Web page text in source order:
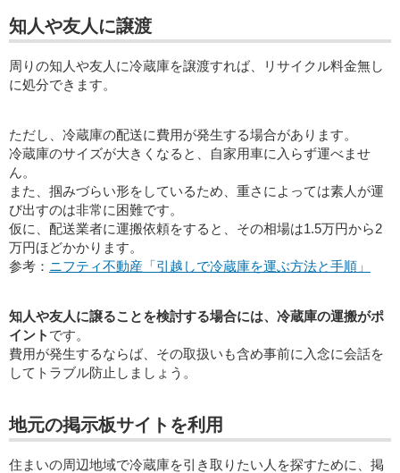
知人や友人に譲渡
周りの知人や友人に冷蔵庫を譲渡すれば、リサイクル料金無し
に処分できます。
ただし、冷蔵庫の配送に費用が発生する場合があります。
冷蔵庫のサイズが大きくなると、自家用車に入らず運べませ
ん。
また、掴みづらい形をしているため、重さによっては素人が運
び出すのは非常に困難です。
仮に、配送業者に運搬依頼をすると、その相場は1.5万円から2
万円ほどかかります。
参考： ニフティ不動産「引越しで冷蔵庫を運ぶ方法と手順」
知人や友人に譲ることを検討する場合には、冷蔵庫の運搬がポ
イント です。
費用が発生するならば、その取扱いも含め事前に入念に会話を
してトラブル防止しましょう。
地元の掲示板サイトを利用
住まいの周辺地域で冷蔵庫を引き取りたい人を探すために、掲